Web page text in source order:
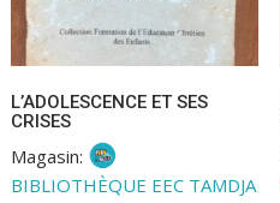
L’ADOLESCENCE ET SES
CRISES
Magasin:
BIBLIOTHÈQUE EEC TAMDJA